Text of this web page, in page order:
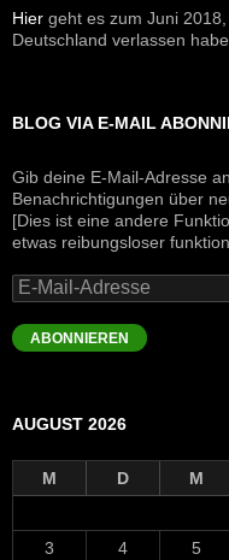
Hier geht es zum Juni
Deutschland verlassen
BLOG VIA E-MAIL
Gib deine E-Mail-Adresse
Benachrichtigungen über
[Dies ist eine andere
etwas reibungsloser
E-
Mail-
Adresse
ABONNIEREN
AUGUST 2026
M D M
3
4 5